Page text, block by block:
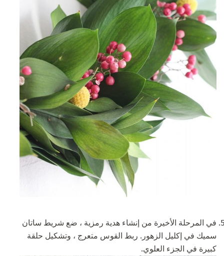
في المرحلة الأخيرة من إنشاء هدية رمزية ، ضع شريط ساتان
سميك في إكليل الزهور. ربط القوس متعرج ، وتشكيل حلقة
كبيرة في الجزء العلوي.